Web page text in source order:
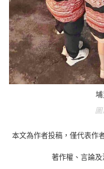
本文為作者投稿，僅代表作
著作權、言論及